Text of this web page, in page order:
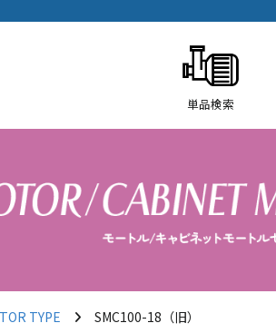
単品検索
TYPE SMC100-18（旧）